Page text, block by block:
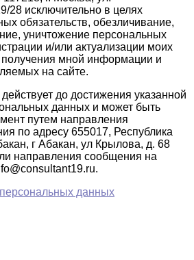
28 исключительно в целях
обязательств, обезличивание,
уничтожение персональных
и/или актуализации моих
мной информации и
на сайте.
до достижения указанной
данных и может быть
путем направления
по адресу 655017, Республика
г Абакан, ул Крылова, д. 68
направления сообщения на
данных